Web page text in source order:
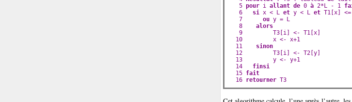
   5
pour i allant de 0 à 2*L - 1
   6
si x < L et y < L et T1[x] <=
   7
ou y = L
   8
alors
   9         T3[i] <- T1[x]
  10         x <- x+1
  11
sinon
  12         T3[i] <- T2[y]
  13         y <- y+1
  14
finsi
  15
fait
  16
retourner T3